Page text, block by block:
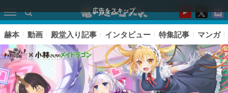
広告をスキップ
赫本 動画 殿堂入り記事 インタビュー 特集記事 マンガ